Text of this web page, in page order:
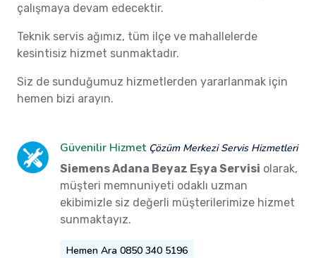
çalışmaya devam edecektir.
Teknik servis ağımız, tüm ilçe ve mahallelerde
kesintisiz hizmet sunmaktadır.
Siz de sunduğumuz hizmetlerden yararlanmak için
hemen bizi arayın.
Güvenilir Hizmet Çözüm Merkezi Servis Hizmetleri
Siemens Adana Beyaz Eşya Servisi olarak,
müşteri memnuniyeti odaklı uzman
ekibimizle siz değerli müşterilerimize hizmet
sunmaktayız.
Hemen Ara 0850 340 5196